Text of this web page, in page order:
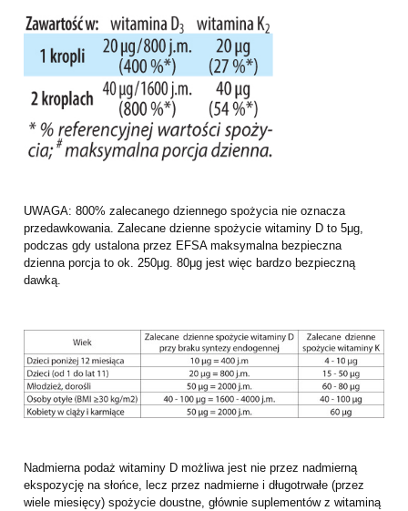
UWAGA: 800% zalecanego dziennego spożycia nie oznacza
przedawkowania. Zalecane dzienne spożycie witaminy D to 5μg,
podczas gdy ustalona przez EFSA maksymalna bezpieczna
dzienna porcja to ok. 250μg. 80μg jest więc bardzo bezpieczną
dawką.
Nadmierna podaż witaminy D możliwa jest nie przez nadmierną
ekspozycję na słońce, lecz przez nadmierne i długotrwałe (przez
wiele miesięcy) spożycie doustne, głównie suplementów z witaminą